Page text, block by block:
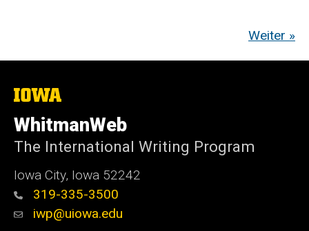
Weiter »
The
of
Iowa
WhitmanWeb
The International Writing Program
Iowa City, Iowa 52242
319-335-3500
iwp@uiowa.edu